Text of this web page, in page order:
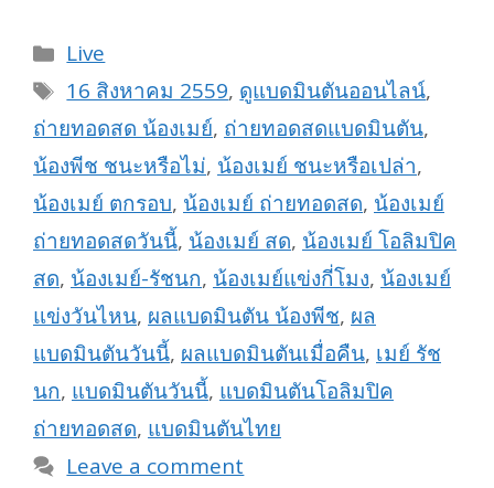
Categories
Live
Tags
16 สิงหาคม 2559, ดูแบดมินตันออนไลน์,
ถ่ายทอดสด น้องเมย์, ถ่ายทอดสดแบดมินตัน,
น้องพีช ชนะหรือไม่, น้องเมย์ ชนะหรือเปล่า,
น้องเมย์ ตกรอบ, น้องเมย์ ถ่ายทอดสด, น้องเมย์
ถ่ายทอดสดวันนี้, น้องเมย์ สด, น้องเมย์ โอลิมปิค
สด, น้องเมย์-รัชนก, น้องเมย์แข่งกี่โมง, น้องเมย์
แข่งวันไหน, ผลแบดมินตัน น้องพีช, ผล
แบดมินตันวันนี้, ผลแบดมินตันเมื่อคืน, เมย์ รัช
นก, แบดมินตันวันนี้, แบดมินตันโอลิมปิค
ถ่ายทอดสด, แบดมินตันไทย
Leave a comment